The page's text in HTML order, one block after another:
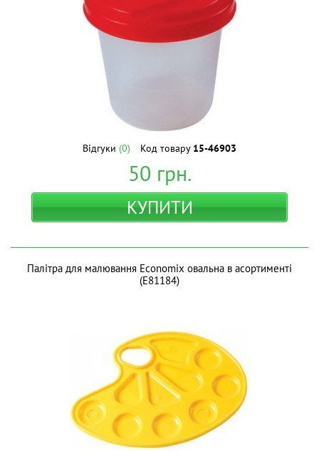
Відгуки (0) Код товару 15-46903
50 грн.
КУПИТИ
Палітра для малювання Economix овальна в асортименті
(E81184)